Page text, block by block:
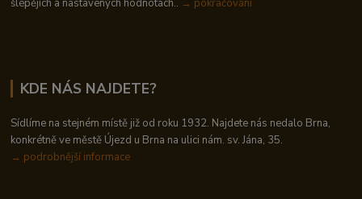
šlépějích a nastavených hodnotách.. → pokračování
KDE NÁS NAJDETE?
Sídlíme na stejném místě již od roku 1932. Najdete nás nedalo Brna,
konkrétně ve městě Újezd u Brna na ulici nám. sv. Jána, 35.
→ podrobnější informace